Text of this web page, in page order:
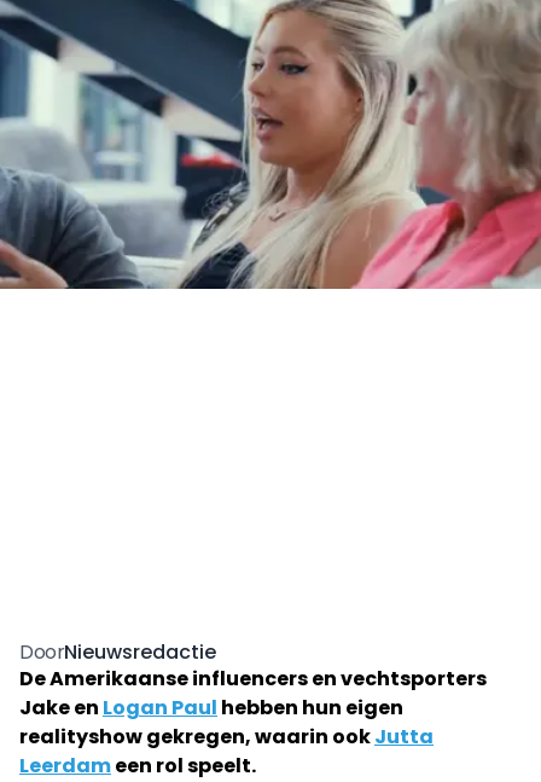
DoorNieuwsredactie
De Amerikaanse influencers en vechtsporters
Jake en Logan Paul hebben hun eigen
realityshow gekregen, waarin ookJutta
Leerdameen rol speelt.